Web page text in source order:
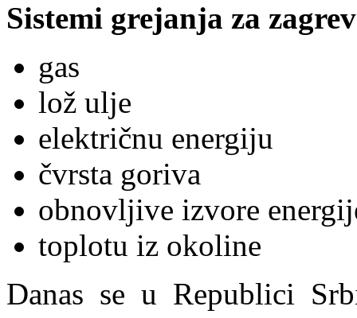
Sistemi grejanja za
gas
lož ulje
električnu energiju
čvrsta goriva
obnovljive izvore
toplotu iz okoline
Danas se u Republici